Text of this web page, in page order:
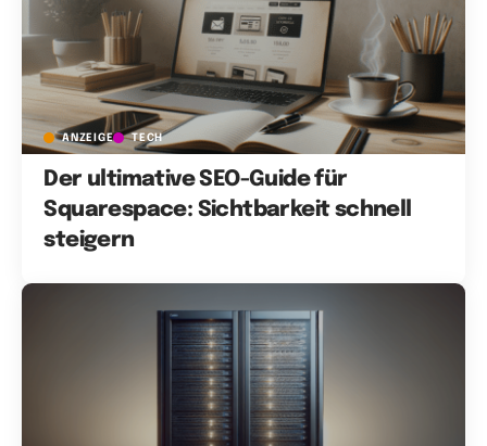
ANZEIGE TECH
Der ultimative SEO-Guide für
Squarespace: Sichtbarkeit schnell
steigern